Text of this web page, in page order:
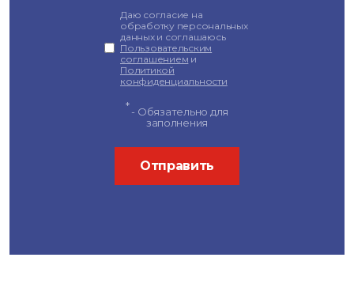
Даю согласие на
обработку персональных
данных и соглашаюсь
Пользовательским
соглашением и
Политикой
конфиденциальности
* - Обязательно для
заполнения
Отправить